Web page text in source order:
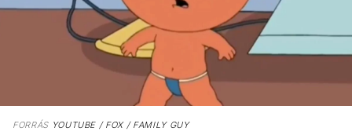
FORRÁSYOUTUBE / FOX / FAMILY GUY